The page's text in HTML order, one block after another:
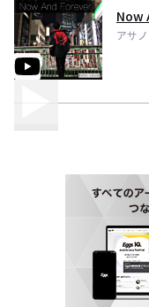
Now
アサ